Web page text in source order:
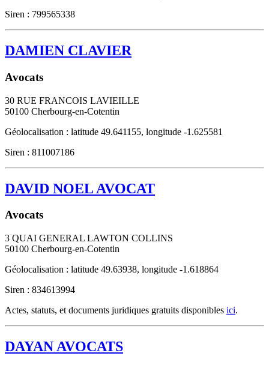
Siren : 799565338
DAMIEN CLAVIER
Avocats
30 RUE FRANCOIS LAVIEILLE
50100 Cherbourg-en-Cotentin
Géolocalisation : latitude 49.641155, longitude -1.625581
Siren : 811007186
DAVID NOEL AVOCAT
Avocats
3 QUAI GENERAL LAWTON COLLINS
50100 Cherbourg-en-Cotentin
Géolocalisation : latitude 49.63938, longitude -1.618864
Siren : 834613994
Actes, statuts, et documents juridiques gratuits disponibles ici.
DAYAN AVOCATS